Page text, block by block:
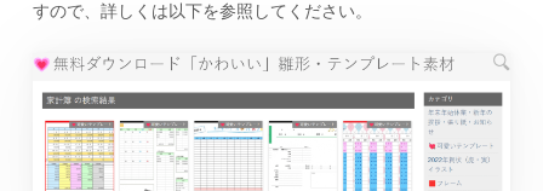
すので、詳しくは以下を参照してください。